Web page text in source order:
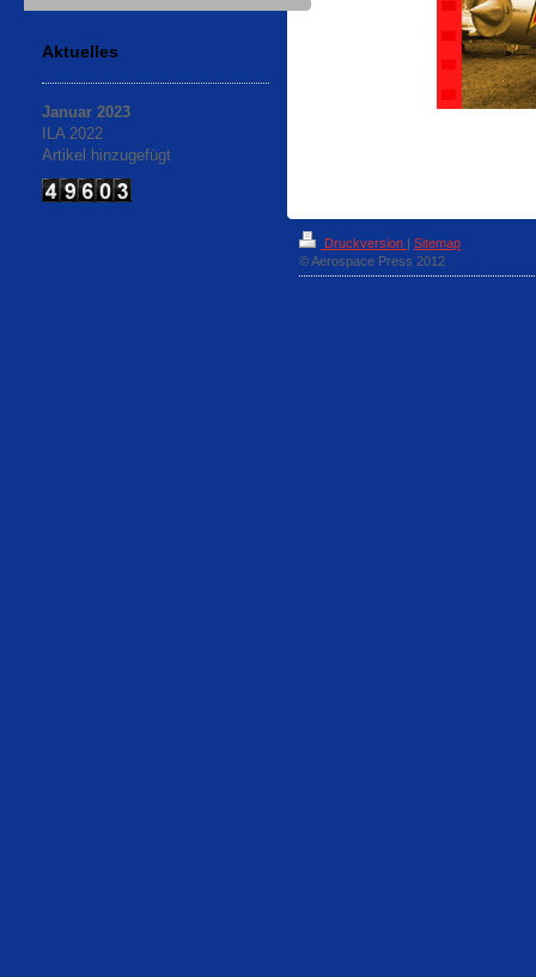
Aktuelles
Januar 2023
ILA 2022
Artikel hinzugefügt
Druckversion | Sitemap
© Aerospace Press 2012